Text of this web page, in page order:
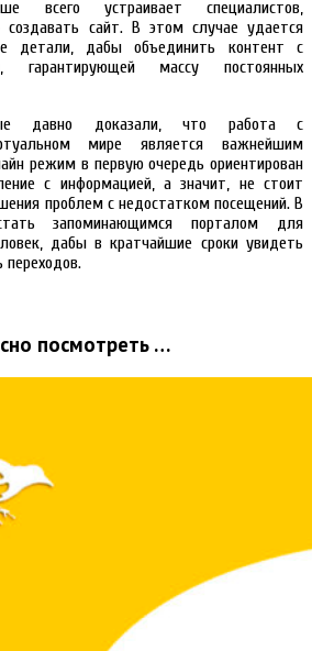
всего устраивает специалистов,
сайт. В этом случае удается
детали, дабы объединить контент с
гарантирующей массу постоянных
давно доказали, что работа с
мире является важнейшим
режим в первую очередь ориентирован
с информацией, а значит, не стоит
проблем с недостатком посещений. В
запоминающимся порталом для
дабы в кратчайшие сроки увидеть
переходов.
посмотреть …